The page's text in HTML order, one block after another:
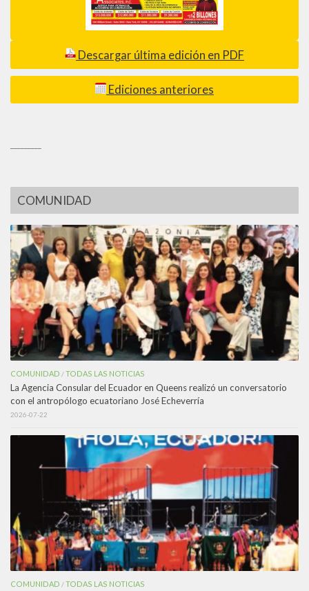
Descargar última edición en PDF
Ediciones anteriores
COMUNIDAD
COMUNIDAD /TODAS LAS NOTICIAS
La Agencia Consular del Ecuador en Queens realizó un conversatorio
con el antropólogo ecuatoriano José Echeverría
2026-07-22
COMUNIDAD /TODAS LAS NOTICIAS